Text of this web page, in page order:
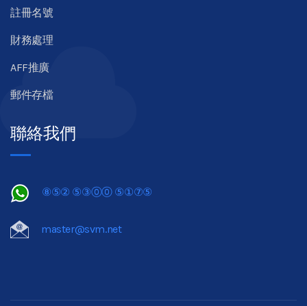
註冊名號
財務處理
AFF推廣
郵件存檔
聯絡我們
⑧⑤② ⑤③⓪⓪ ⑤①⑦⑤
master@svm.net